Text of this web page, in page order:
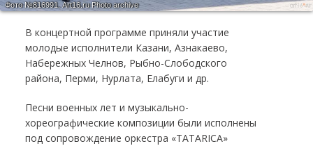
Фото №816991.Art16.ru Photo archive
В концертной программе приняли участие
молодые исполнители Казани, Азнакаево,
Набережных Челнов, Рыбно-Слободского
района, Перми, Нурлата, Елабуги и др.
Песни военных лет и музыкально-
хореографические композиции были исполнены
под сопровождение оркестра «TATARICA»